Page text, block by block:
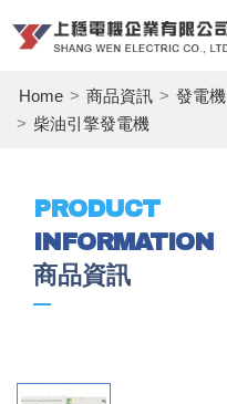
Home 商品資訊 發電機
柴油引擎發電機
PRODUCT
INFORMATION
商品資訊